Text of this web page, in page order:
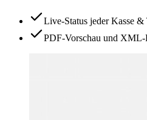
Live-Status jeder Kasse &
PDF-Vorschau und